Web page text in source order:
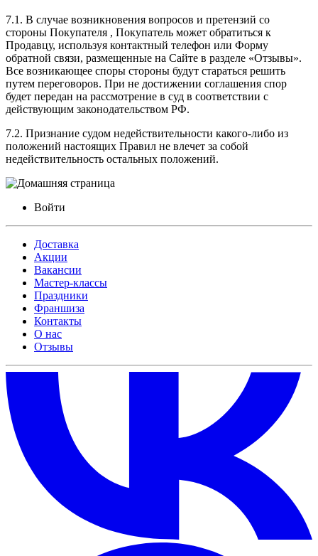
7.1. В случае возникновения вопросов и претензий со
стороны Покупателя , Покупатель может обратиться к
Продавцу, используя контактный телефон или Форму
обратной связи, размещенные на Сайте в разделе «Отзывы».
Все возникающее споры стороны будут стараться решить
путем переговоров. При не достижении соглашения спор
будет передан на рассмотрение в суд в соответствии с
действующим законодательством РФ.
7.2. Признание судом недействительности какого-либо из
положений настоящих Правил не влечет за собой
недействительность остальных положений.
Войти
Доставка
Акции
Вакансии
Мастер-классы
Праздники
Франшиза
Контакты
О нас
Отзывы